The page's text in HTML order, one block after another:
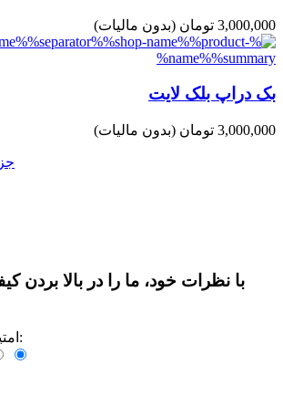
3,000,000 تومان (بدون مالیات)
بک دراپ بلک لایت
3,000,000 تومان (بدون مالیات)
با نظرات خود، ما را در بالا بردن
امتیاز به محصول: